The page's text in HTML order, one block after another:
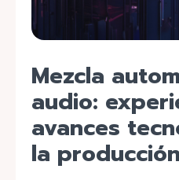
Mezcla
audio:
avances
la